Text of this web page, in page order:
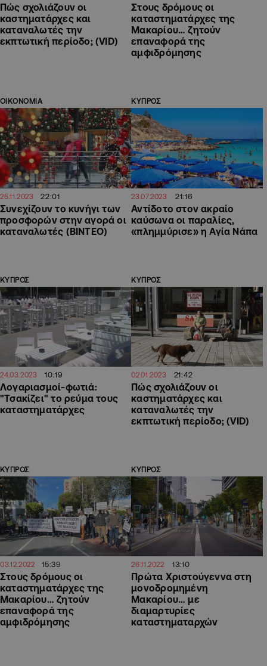
Πώς σχολιάζουν οι
καστηματάρχες και
καταναλωτές την
εκπτωτική περίοδο; (VID)
Στους δρόμους οι
καταστηματάρχες της
Μακαρίου… ζητούν
επαναφορά της
αμφιδρόμησης
ΟΙΚΟΝΟΜΙΑ
25.11.2023 22:01
Συνεχίζουν το κυνήγι των
προσφορών στην αγορά οι
καταναλωτές (ΒΙΝΤΕΟ)
ΚΥΠΡΟΣ
23.07.2023 21:16
Αντίδοτο στον ακραίο
καύσωνα οι παραλίες,
«πλημμύρισε» η Αγία Νάπα
ΚΥΠΡΟΣ
24.03.2023 10:19
Λογαριασμοί-φωτιά:
"Τσακίζει" το ρεύμα τους
καταστηματάρχες
ΚΥΠΡΟΣ
02.01.2023 21:42
Πώς σχολιάζουν οι
καστηματάρχες και
καταναλωτές την
εκπτωτική περίοδο; (VID)
ΚΥΠΡΟΣ
03.12.2022 15:39
Στους δρόμους οι
καταστηματάρχες της
Μακαρίου… ζητούν
επαναφορά της
αμφιδρόμησης
ΚΥΠΡΟΣ
26.11.2022 13:10
Πρώτα Χριστούγεννα στη
μονοδρομημένη
Μακαρίου… με
διαμαρτυρίες
καταστηματαρχών